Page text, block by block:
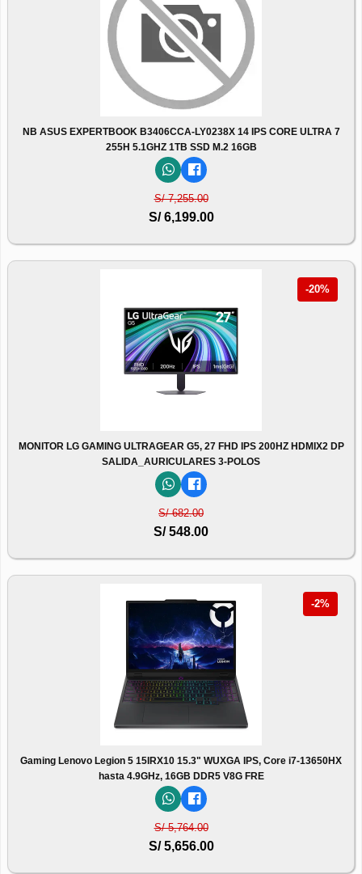
NB ASUS EXPERTBOOK B3406CCA-LY0238X 14 IPS CORE ULTRA 7
255H 5.1GHZ 1TB SSD M.2 16GB
S/ 7,255.00
S/ 6,199.00
-20%
MONITOR LG GAMING ULTRAGEAR G5, 27 FHD IPS 200HZ HDMIX2 DP
SALIDA_AURICULARES 3-POLOS
S/ 682.00
S/ 548.00
-2%
Gaming Lenovo Legion 5 15IRX10 15.3" WUXGA IPS, Core i7-13650HX
hasta 4.9GHz, 16GB DDR5 V8G FRE
S/ 5,764.00
S/ 5,656.00